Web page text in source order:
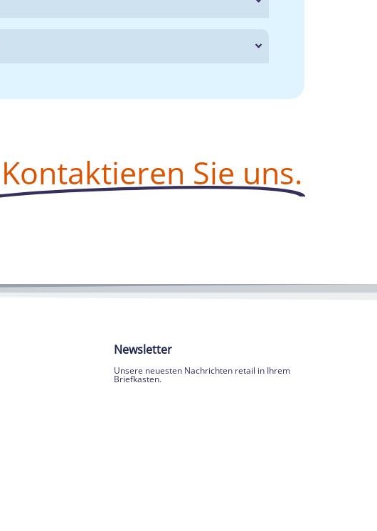
Kontaktieren Sie uns.
Newsletter
Unsere neuesten Nachrichten retail in Ihrem
Briefkasten.